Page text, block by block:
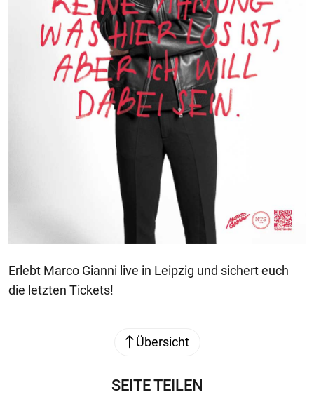
Erlebt Marco Gianni live in Leipzig und sichert euch
die letzten Tickets!
Übersicht
SEITE TEILEN